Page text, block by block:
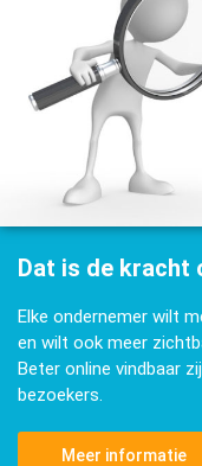
Dat is de kracht
Elke ondernemer wilt
en wilt ook meer
Beter online vindbaar
bezoekers.
Meer informatie